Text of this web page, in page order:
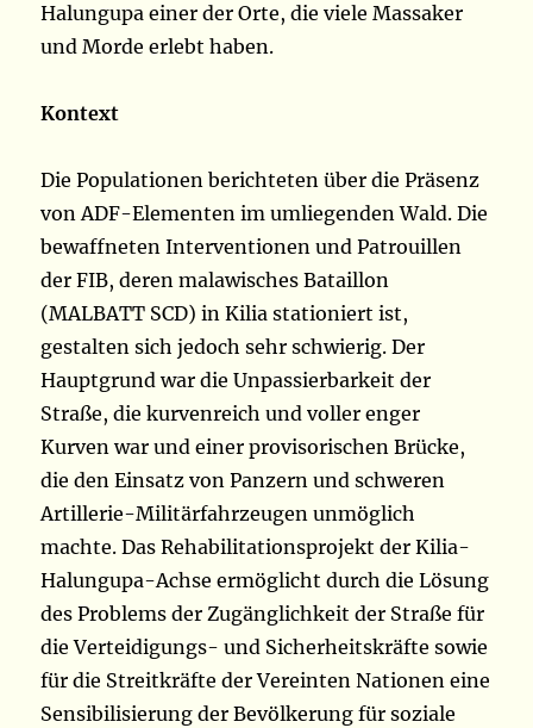
Halungupa einer der Orte, die viele Massaker
und Morde erlebt haben.
Kontext
Die Populationen berichteten über die Präsenz
von ADF-Elementen im umliegenden Wald. Die
bewaffneten Interventionen und Patrouillen
der FIB, deren malawisches Bataillon
(MALBATT SCD) in Kilia stationiert ist,
gestalten sich jedoch sehr schwierig. Der
Hauptgrund war die Unpassierbarkeit der
Straße, die kurvenreich und voller enger
Kurven war und einer provisorischen Brücke,
die den Einsatz von Panzern und schweren
Artillerie-Militärfahrzeugen unmöglich
machte. Das Rehabilitationsprojekt der Kilia-
Halungupa-Achse ermöglicht durch die Lösung
des Problems der Zugänglichkeit der Straße für
die Verteidigungs- und Sicherheitskräfte sowie
für die Streitkräfte der Vereinten Nationen eine
Sensibilisierung der Bevölkerung für soziale